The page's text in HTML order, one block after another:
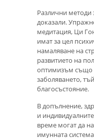
Различни методи
доказали.
медитация, Ци
имат за цел
намаляване на
развитието на
оптимизъм също
заболяването,
благосъстояние.
В допълнение,
и
време могат да
имунната